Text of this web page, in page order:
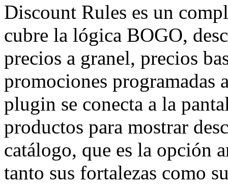
Discount Rules es un
cubre la lógica BOGO,
precios a granel, precios
promociones programadas
plugin se conecta a la
productos para mostrar
catálogo, que es la opción
tanto sus fortalezas como